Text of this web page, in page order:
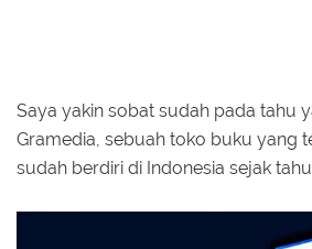
Saya yakin sobat sudah pada tahu
Gramedia, sebuah toko buku yang
sudah berdiri di Indonesia sejak